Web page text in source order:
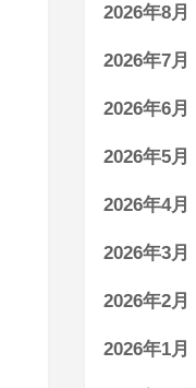
2026年8月
2026年7月
2026年6月
2026年5月
2026年4月
2026年3月
2026年2月
2026年1月